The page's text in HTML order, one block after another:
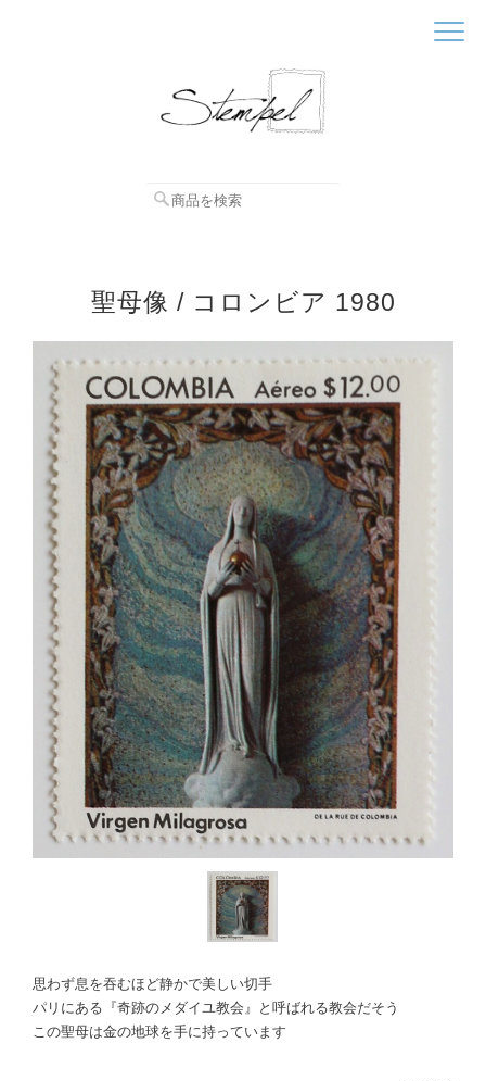
聖母像 / コロンビア 1980
思わず息を吞むほど静かで美しい切手
パリにある『奇跡のメダイユ教会』と呼ばれる教会だそう
この聖母は金の地球を手に持っています